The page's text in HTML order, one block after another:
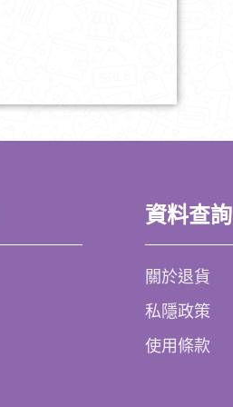
資料查詢
關於退貨
私隱政策
使用條款